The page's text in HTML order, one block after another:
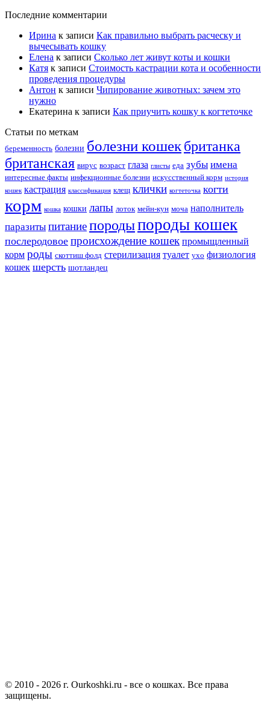
Последние комментарии
Ирина к записи Как правильно выбрать расческу и
вычесывать кошку
Елена к записи Сколько лет живут коты и кошки
Катя к записи Стоимость кастрации кота и особенности
проведения процедуры
Антон к записи Чипирование животных: зачем это
нужно
Екатерина к записи Как приучить кошку к когтеточке
Статьи по меткам
беременность болезни болезни кошекбританка
британская вирус возраст глаза глисты еда зубы имена
интересные факты инфекционные болезни искусственный корм история
кошек кастрация классификация клещ клички когтеточка когти
корм кошка кошки лапы лоток мейн-кун моча наполнитель
паразиты питаниепородыпороды кошек
послеродовое происхождение кошек промыщленный
корм роды скоттиш фолд стерилизация туалет ухо физиология
кошек шерсть шотландец
© 2010 - 2026 г. Ourkoshki.ru - все о кошках. Все права
защищены.